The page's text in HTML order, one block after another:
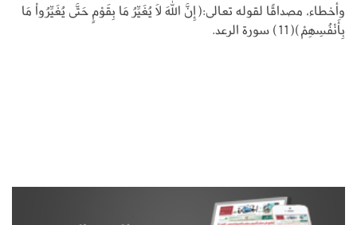
وأخطاء، مصداقًا لقوله تعالى:(إِنَّ اللّهَ لاَ يُغَيِّرُ مَا بِقَوْمٍ حَتَّى يُغَيِّرُواْ مَا
بِأَنْفُسِهِمْ)(11) سورة الرعد.